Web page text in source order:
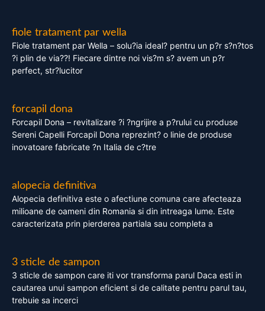
fiole tratament par wella
Fiole tratament par Wella – solu?ia ideal? pentru un p?r s?n?tos
?i plin de via??! Fiecare dintre noi vis?m s? avem un p?r
perfect, str?lucitor
forcapil dona
Forcapil Dona – revitalizare ?i ?ngrijire a p?rului cu produse
Sereni Capelli Forcapil Dona reprezint? o linie de produse
inovatoare fabricate ?n Italia de c?tre
alopecia definitiva
Alopecia definitiva este o afectiune comuna care afecteaza
milioane de oameni din Romania si din intreaga lume. Este
caracterizata prin pierderea partiala sau completa a
3 sticle de sampon
3 sticle de sampon care iti vor transforma parul Daca esti in
cautarea unui sampon eficient si de calitate pentru parul tau,
trebuie sa incerci